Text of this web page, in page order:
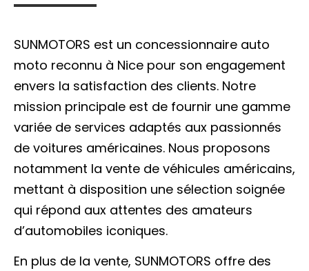
SUNMOTORS est un concessionnaire auto
moto reconnu à Nice pour son engagement
envers la satisfaction des clients. Notre
mission principale est de fournir une gamme
variée de services adaptés aux passionnés
de voitures américaines. Nous proposons
notamment la vente de véhicules américains,
mettant à disposition une sélection soignée
qui répond aux attentes des amateurs
d’automobiles iconiques.
En plus de la vente, SUNMOTORS offre des